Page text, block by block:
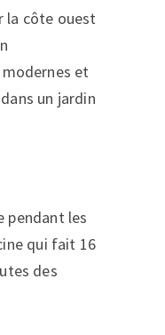
la côte ouest
et
un jardin
pendant les
qui fait 16
des